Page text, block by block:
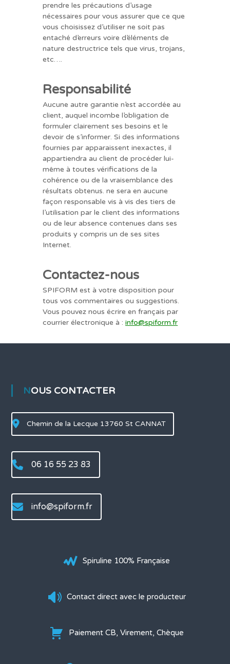
prendre les précautions d’usage
nécessaires pour vous assurer que ce que
vous choisissez d’utiliser ne soit pas
entaché d’erreurs voire d’éléments de
nature destructrice tels que virus, trojans,
etc….
Responsabilité
Aucune autre garantie n’est accordée au
client, auquel incombe l’obligation de
formuler clairement ses besoins et le
devoir de s’informer. Si des informations
fournies par apparaissent inexactes, il
appartiendra au client de procéder lui-
même à toutes vérifications de la
cohérence ou de la vraisemblance des
résultats obtenus. ne sera en aucune
façon responsable vis à vis des tiers de
l’utilisation par le client des informations
ou de leur absence contenues dans ses
produits y compris un de ses sites
Internet.
Contactez-nous
SPIFORM est à votre disposition pour
tous vos commentaires ou suggestions.
Vous pouvez nous écrire en français par
courrier électronique à :info@spiform.fr
NOUS CONTACTER
Chemin de la Lecque 13760 St CANNAT
06 16 55 23 83
info@spiform.fr
Spiruline 100% Française
Contact direct avec le producteur
Paiement CB, Virement, Chèque